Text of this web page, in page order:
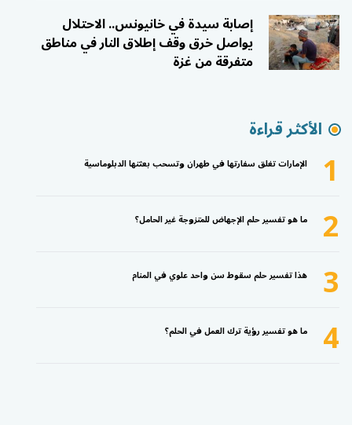
إصابة سيدة في خانيونس.. الاحتلال
يواصل خرق وقف إطلاق النار في مناطق
متفرقة من غزة
الأكثر قراءة
1 الإمارات تغلق سفارتها في طهران وتسحب بعثتها الدبلوماسية
2 ما هو تفسير حلم الإجهاض للمتزوجة غير الحامل؟
3 هذا تفسير حلم سقوط سن واحد علوي في المنام
4 ما هو تفسير رؤية ترك العمل في الحلم؟